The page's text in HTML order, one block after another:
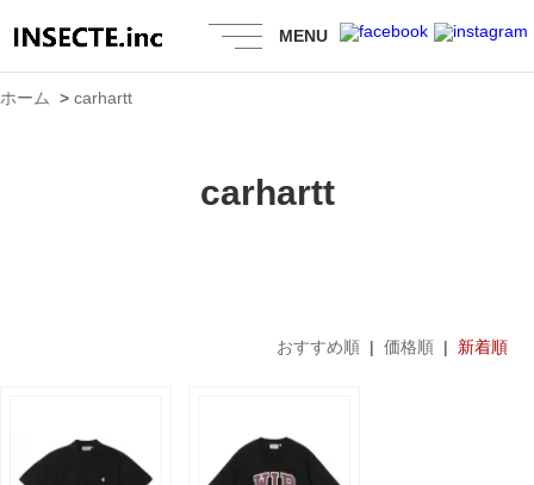
MENU
ホーム > carhartt
carhartt
おすすめ順| 価格順| 新着順